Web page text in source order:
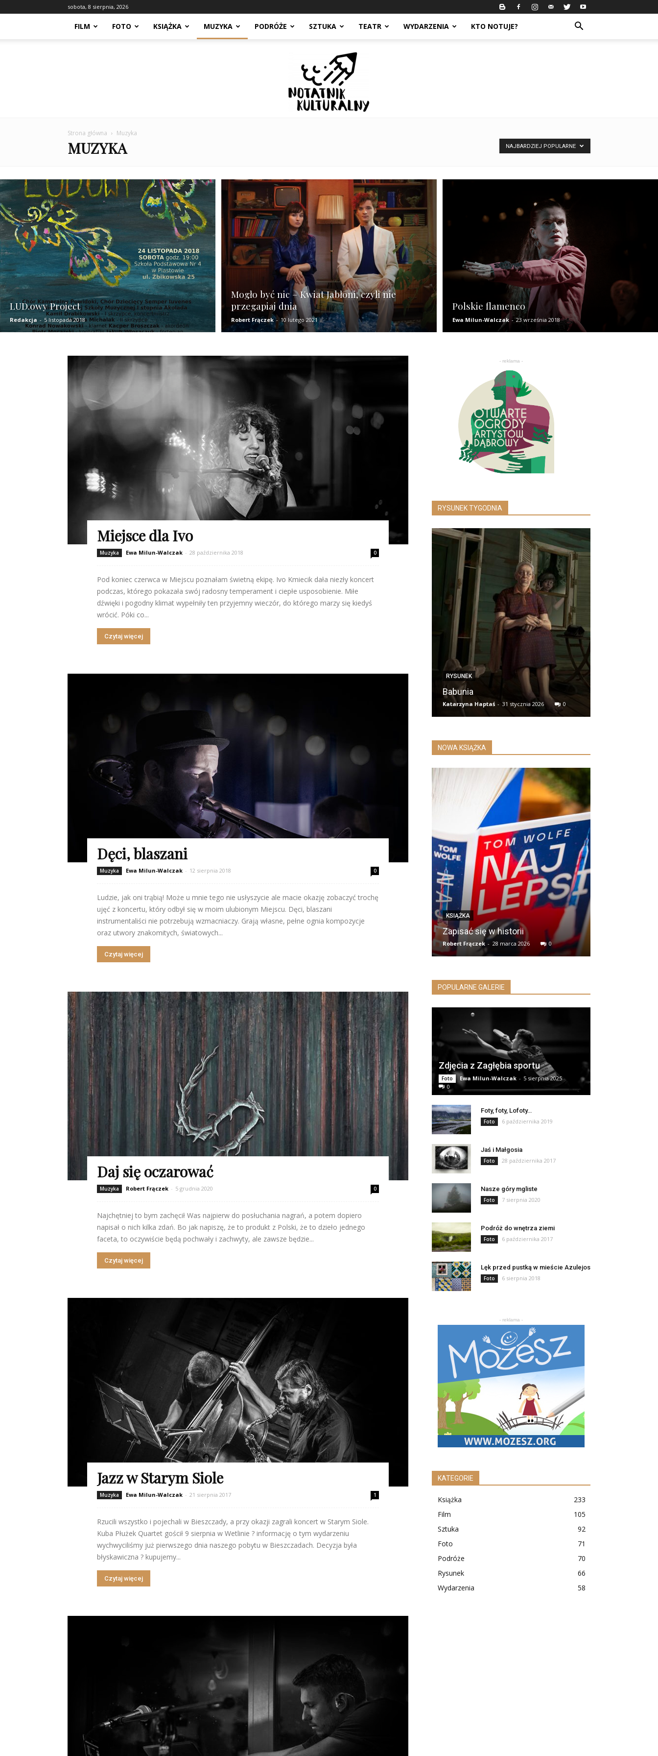
sobota, 8 sierpnia, 2026
FILM FOTO KSIĄŻKA MUZYKA PODRÓŻE SZTUKA TEATR WYDARZENIA KTO NOTUJE?
Kulturalny
Strona główna Muzyka
MUZYKA NAJBARDZIEJ POPULARNE
LUD.owy Project
Redakcja - 5 listopada 2018
Mogło być nic – Kwiat Jabłoni, czyli nie
przegapiaj dnia
Robert Frączek - 10 lutego 2021
Polskie flamenco
Ewa Milun-Walczak - 23 września 2018
Miejsce dla Ivo
Muzyka Ewa Milun-Walczak - 28 października 2018 0
Pod koniec czerwca w Miejscu poznałam świetną ekipę. Ivo Kmiecik dała niezły koncert
podczas, którego pokazała swój radosny temperament i ciepłe usposobienie. Miłe
dźwięki i pogodny klimat wypełniły ten przyjemny wieczór, do którego marzy się kiedyś
wrócić. Póki co...
Czytaj więcej
Dęci, blaszani
Muzyka Ewa Milun-Walczak - 12 sierpnia 2018 0
Ludzie, jak oni trąbią! Może u mnie tego nie usłyszycie ale macie okazję zobaczyć trochę
ujęć z koncertu, który odbył się w moim ulubionym Miejscu. Dęci, blaszani
instrumentaliści nie potrzebują wzmacniaczy. Grają własne, pełne ognia kompozycje
oraz utwory znakomitych, światowych...
Czytaj więcej
Daj się oczarować
Muzyka Robert Frączek - 5 grudnia 2020 0
Najchętniej to bym zachęcił Was najpierw do posłuchania nagrań, a potem dopiero
napisał o nich kilka zdań. Bo jak napiszę, że to produkt z Polski, że to dzieło jednego
faceta, to oczywiście będą pochwały i zachwyty, ale zawsze będzie...
Czytaj więcej
Jazz w Starym Siole
Muzyka Ewa Milun-Walczak - 21 sierpnia 2017 1
Rzucili wszystko i pojechali w Bieszczady, a przy okazji zagrali koncert w Starym Siole.
Kuba Płużek Quartet gościł 9 sierpnia w Wetlinie ? informację o tym wydarzeniu
wychwyciliśmy już pierwszego dnia naszego pobytu w Bieszczadach. Decyzja była
błyskawiczna ? kupujemy...
Czytaj więcej
- reklama -
RYSUNEK TYGODNIA
RYSUNEK
Babunia
Katarzyna Haptaś - 31 stycznia 2026 0
NOWA KSIĄŻKA
KSIĄŻKA
Zapisać się w historii
Robert Frączek - 28 marca 2026 0
POPULARNE GALERIE
Zdjęcia z Zagłębia sportu
Foto Ewa Milun-Walczak - 5 sierpnia 2025
0
Foty, foty, Lofoty…
Foto 6 października 2019
Jaś i Małgosia
Foto 28 października 2017
Nasze góry mgliste
Foto 7 sierpnia 2020
Podróż do wnętrza ziemi
Foto 6 października 2017
Lęk przed pustką w mieście Azulejos
Foto 6 sierpnia 2018
- reklama -
KATEGORIE
Książka
233
Film
105
Sztuka
92
Foto
71
Podróże
70
Rysunek
66
Wydarzenia
58